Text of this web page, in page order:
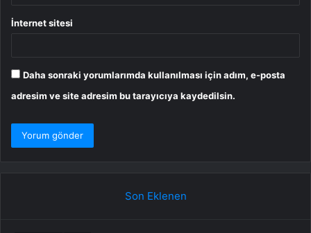
İnternet sitesi
Daha sonraki yorumlarımda kullanılması için adım, e-posta
adresim ve site adresim bu tarayıcıya kaydedilsin.
Son Eklenen